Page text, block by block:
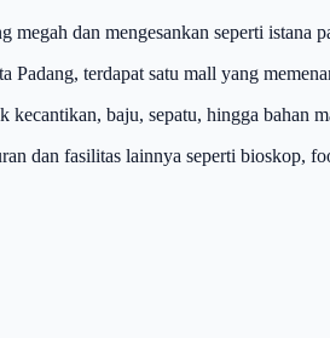
dan mengesankan seperti istana
terdapat satu mall yang
baju, sepatu, hingga bahan
dan fasilitas lainnya seperti bioskop,